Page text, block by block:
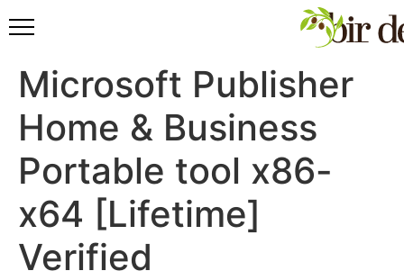
Microsoft Publisher
Home & Business
Portable tool x86-
x64 [Lifetime]
Verified